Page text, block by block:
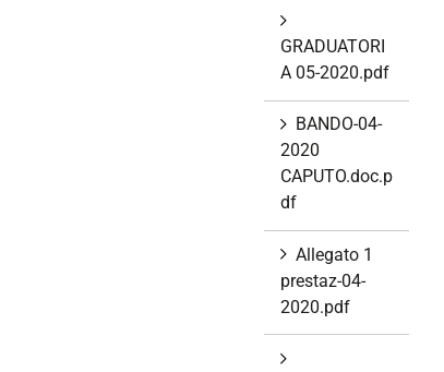
GRADUATORI
A 05-2020.pdf
BANDO-04-
2020
CAPUTO.doc.p
df
Allegato 1
prestaz-04-
2020.pdf